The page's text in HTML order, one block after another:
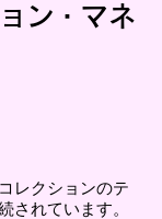
ン・マネ
レクションのテ
されています。